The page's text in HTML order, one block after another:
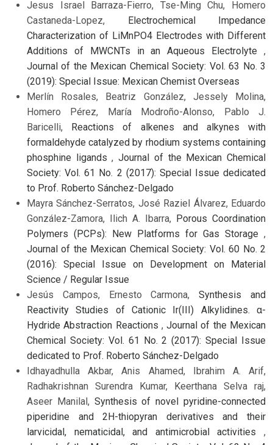
Jesus Israel Barraza-Fierro, Tse-Ming Chu, Homero
Castaneda-Lopez, Electrochemical Impedance
Characterization of LiMnPO4 Electrodes with Different
Additions of MWCNTs in an Aqueous Electrolyte ,
Journal of the Mexican Chemical Society: Vol. 63 No. 3
(2019): Special Issue: Mexican Chemist Overseas
Merlín Rosales, Beatriz González, Jessely Molina,
Homero Pérez, María Modroño-Alonso, Pablo J.
Baricelli, Reactions of alkenes and alkynes with
formaldehyde catalyzed by rhodium systems containing
phosphine ligands,Journal of the Mexican Chemical
Society: Vol. 61 No. 2 (2017): Special Issue dedicated
to Prof. Roberto Sánchez-Delgado
Mayra Sánchez-Serratos, José Raziel Álvarez, Eduardo
González-Zamora, Ilich A. Ibarra, Porous Coordination
Polymers (PCPs): New Platforms for Gas Storage ,
Journal of the Mexican Chemical Society: Vol. 60 No. 2
(2016): Special Issue on Development on Material
Science / Regular Issue
Jesús Campos, Ernesto Carmona,Synthesis and
Reactivity Studies of Cationic Ir(III) Alkylidines. α-
Hydride Abstraction Reactions ,Journal of the Mexican
Chemical Society: Vol. 61 No. 2 (2017): Special Issue
dedicated to Prof. Roberto Sánchez-Delgado
Idhayadhulla Akbar, Anis Ahamed, Ibrahim A. Arif,
Radhakrishnan Surendra Kumar, Keerthana Selva raj,
Aseer Manilal, Synthesis of novel pyridine-connected
piperidine and 2H-thiopyran derivatives and their
larvicidal, nematicidal, and antimicrobial activities ,